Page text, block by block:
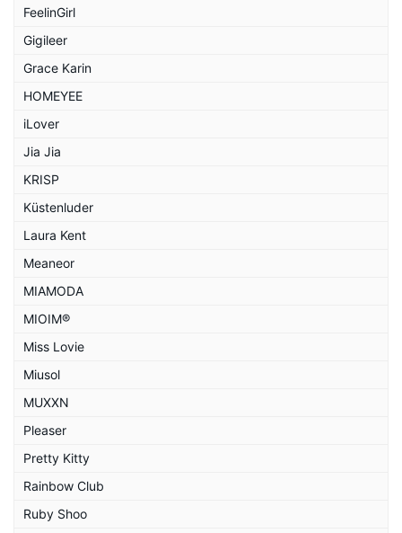
FeelinGirl
Gigileer
Grace Karin
HOMEYEE
iLover
Jia Jia
KRISP
Küstenluder
Laura Kent
Meaneor
MIAMODA
MIOIM®
Miss Lovie
Miusol
MUXXN
Pleaser
Pretty Kitty
Rainbow Club
Ruby Shoo